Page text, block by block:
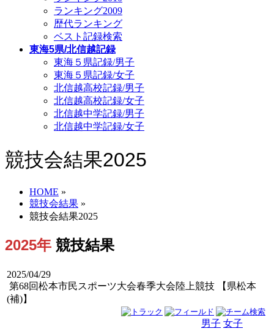
ランキング2009
歴代ランキング
ベスト記録検索
東海5県/北信越記録
東海５県記録/男子
東海５県記録/女子
北信越高校記録/男子
北信越高校記録/女子
北信越中学記録/男子
北信越中学記録/女子
競技会結果2025
HOME »
競技会結果 »
競技会結果2025
2025年 競技結果
2025/04/29
第68回松本市民スポーツ大会春季大会陸上競技 【県松本
(補)】
男子 女子